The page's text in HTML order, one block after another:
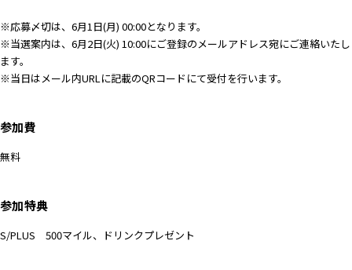
※応募〆切は、6月1日(月) 00:00となります。
※当選案内は、6月2日(火) 10:00にご登録のメールアドレス宛にご連絡いたし
ます。
※当日はメール内URLに記載のQRコードにて受付を行います。
参加費
無料
参加特典
S/PLUS 500マイル、ドリンクプレゼント